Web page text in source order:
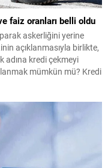
faiz oranları belli oldu
askerliğini yerine
açıklanmasıyla birlikte,
adına kredi çekmeyi
mümkün mü? Kredi